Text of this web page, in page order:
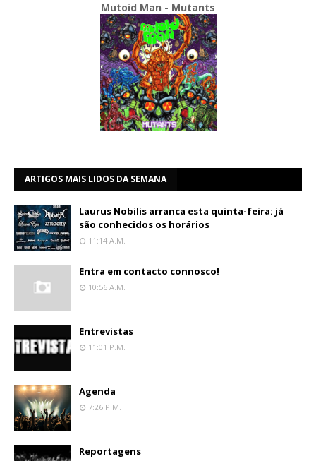
Mutoid Man - Mutants
ARTIGOS MAIS LIDOS DA SEMANA
Laurus Nobilis arranca esta quinta-feira: já
são conhecidos os horários
11:14 A.m.
Entra em contacto connosco!
10:56 A.m.
Entrevistas
11:01 P.m.
Agenda
7:26 P.m.
Reportagens